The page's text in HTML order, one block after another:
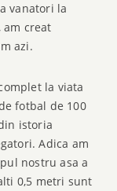
vanatori la
am creat
azi.
la viata
fotbal de 100
istoria
Adica am
nostru asa a
0,5 metri sunt